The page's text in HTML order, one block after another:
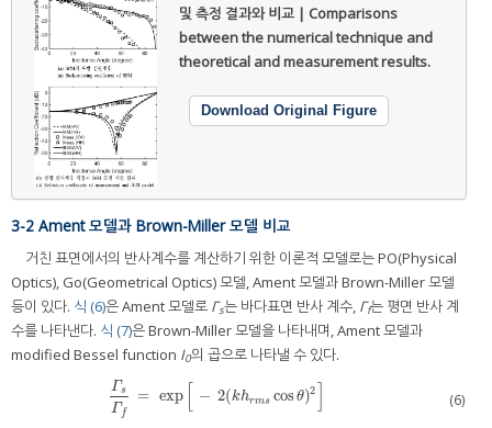
및 측정 결과와 비교 | Comparisons
between the numerical technique and
theoretical and measurement results.
Download Original Figure
3-2 Ament 모델과 Brown-Miller 모델 비교
거친 표면에서의 반사계수를 계산하기 위한 이론적 모델로는 PO(Physical
Optics), Go(Geometrical Optics) 모델, Ament 모델과 Brown-Miller 모델
등이 있다. 식 (6)은 Ament 모델로 Γs는 바다표면 반사 계수, Γf는 평면 반사 계
수를 나타낸다. 식 (7)은 Brown-Miller 모델을 나타내며, Ament 모델과
modified Bessel function I0의 곱으로 나타낼 수 있다.
Γs
Γ f
= exp − 2(khrms cosθ)2
Γ sΓf =exp −2 khrmscosθ)2] (6)